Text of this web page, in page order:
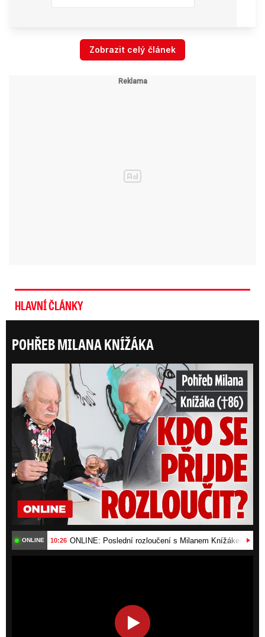
Zobrazit celý článek
HLAVNÍ ČLÁNKY
POHŘEB MILANA KNÍŽÁKA
ONLINE 10:26 ONLINE: Poslední rozloučení s Milanem Knížákem